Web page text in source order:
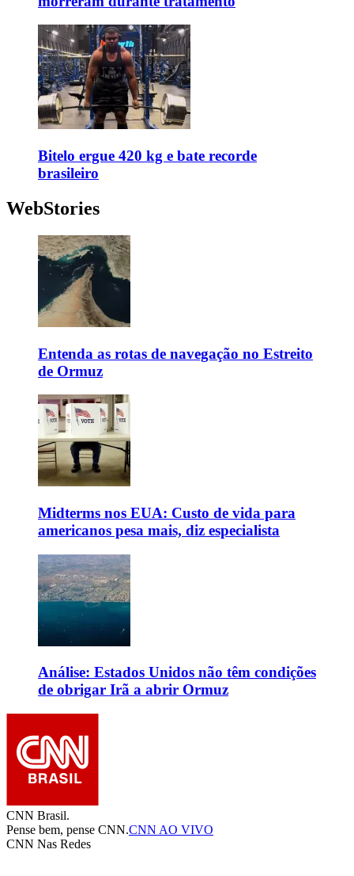
Bitelo ergue 420 kg e bate recorde
brasileiro
WebStories
Entenda as rotas de navegação no Estreito
de Ormuz
Midterms nos EUA: Custo de vida para
americanos pesa mais, diz especialista
Análise: Estados Unidos não têm condições
de obrigar Irã a abrir Ormuz
CNN Brasil.
Pense bem, pense CNN.CNN AO VIVO
CNN Nas Redes